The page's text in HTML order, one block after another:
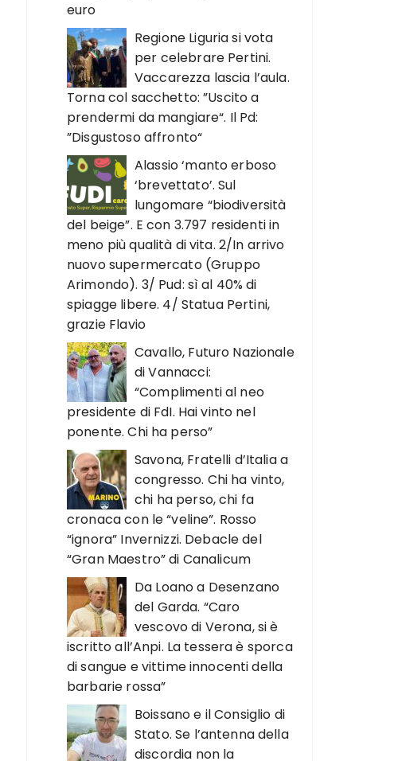
euro
Regione Liguria si vota
per celebrare Pertini.
Vaccarezza lascia l’aula.
Torna col sacchetto: ”Uscito a
prendermi da mangiare“. Il Pd:
”Disgustoso affronto“
Alassio ‘manto erboso
‘brevettato’. Sul
lungomare “biodiversità
del beige”. E con 3.797 residenti in
meno più qualità di vita. 2/In arrivo
nuovo supermercato (Gruppo
Arimondo). 3/ Pud: sì al 40% di
spiagge libere. 4/ Statua Pertini,
grazie Flavio
Cavallo, Futuro Nazionale
di Vannacci:
“Complimenti al neo
presidente di FdI. Hai vinto nel
ponente. Chi ha perso”
Savona, Fratelli d’Italia a
congresso. Chi ha vinto,
chi ha perso, chi fa
cronaca con le “veline”. Rosso
“ignora” Invernizzi. Debacle del
“Gran Maestro” di Canalicum
Da Loano a Desenzano
del Garda. “Caro
vescovo di Verona, si è
iscritto all’Anpi. La tessera è sporca
di sangue e vittime innocenti della
barbarie rossa”
Boissano e il Consiglio di
Stato. Se l’antenna della
discordia non la